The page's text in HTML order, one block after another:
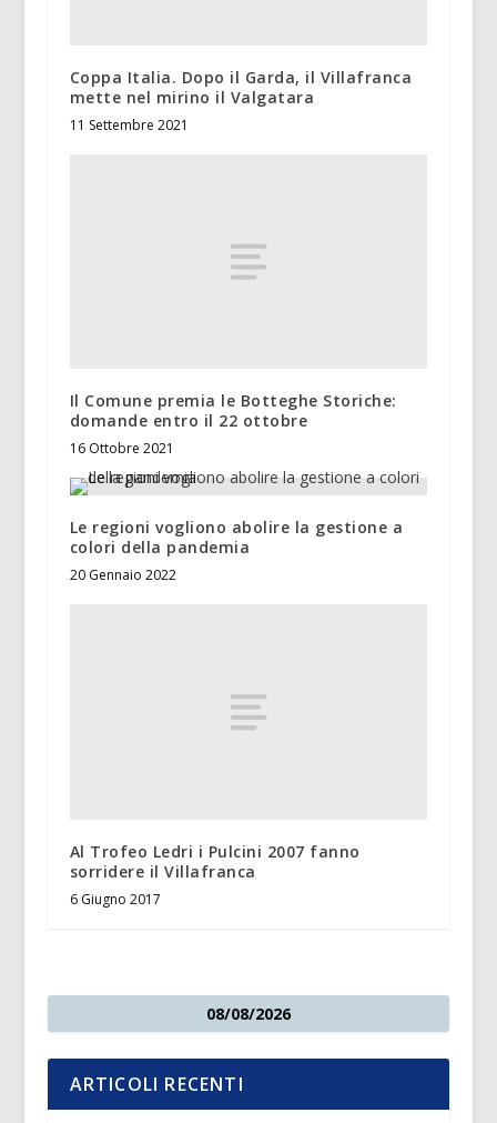
Coppa Italia. Dopo il Garda, il Villafranca
mette nel mirino il Valgatara
11 Settembre 2021
Il Comune premia le Botteghe Storiche:
domande entro il 22 ottobre
16 Ottobre 2021
Le regioni vogliono abolire la gestione a
colori della pandemia
20 Gennaio 2022
Al Trofeo Ledri i Pulcini 2007 fanno
sorridere il Villafranca
6 Giugno 2017
08/08/2026
ARTICOLI RECENTI